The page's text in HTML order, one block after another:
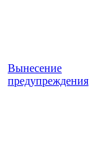
Вынесение
предупреждения